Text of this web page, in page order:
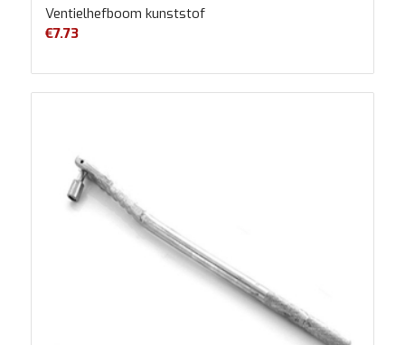
Ventielhefboom kunststof
€7.73